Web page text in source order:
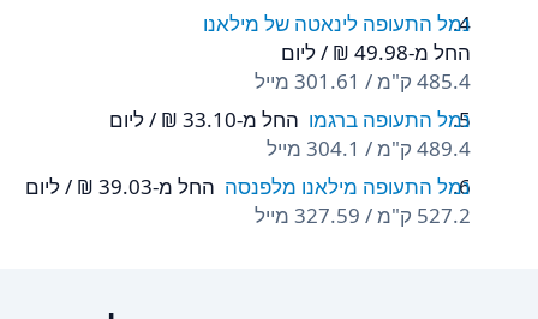
נמל התעופה לינאטה של מילאנו
החל מ-‏49.98 ‏₪ / ליום
485.4 ק"מ / 301.61 מייל
נמל התעופה ברגמו החל מ-‏33.10 ‏₪ / ליום
489.4 ק"מ / 304.1 מייל
נמל התעופה מילאנו מלפנסה החל מ-‏39.03 ‏₪ / ליום
527.2 ק"מ / 327.59 מייל